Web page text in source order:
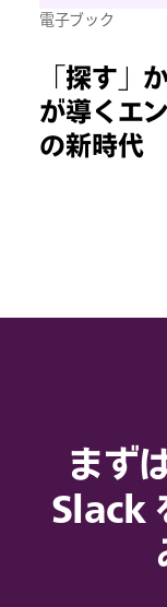
電子ブック
「探す」
が導くエ
の新時代
まず
Slack